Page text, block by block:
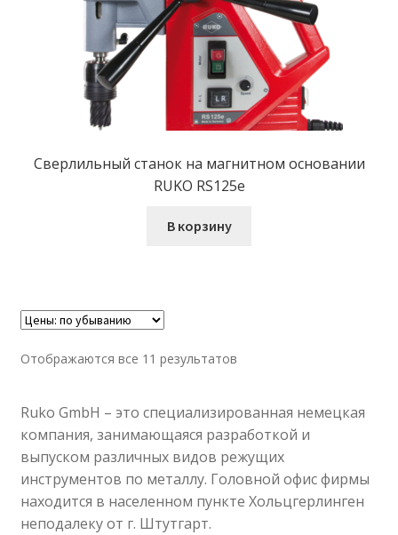
Сверлильный станок на магнитном основании
RUKO RS125e
В корзину
Отображаются все 11 результатов
Ruko GmbH – это специализированная немецкая
компания, занимающаяся разработкой и
выпуском различных видов режущих
инструментов по металлу. Головной офис фирмы
находится в населенном пункте Хольцгерлинген
неподалеку от г. Штутгарт.